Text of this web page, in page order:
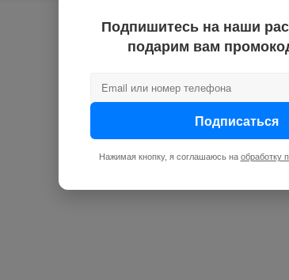
Подпишитесь на наши
подарим вам
Подписаться
Нажимая кнопку, я соглашаюсь на обработку